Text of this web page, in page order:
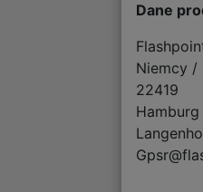
Dane
Niemcy /
22419
Hamburg